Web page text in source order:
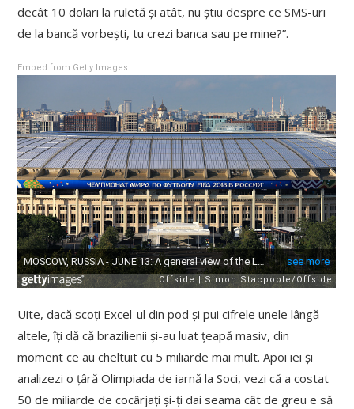
decât 10 dolari la ruletă și atât, nu știu despre ce SMS-uri
de la bancă vorbești, tu crezi banca sau pe mine?”.
Embed from Getty Images
Uite, dacă scoți Excel-ul din pod și pui cifrele unele lângă
altele, îți dă că brazilienii și-au luat țeapă masiv, din
moment ce au cheltuit cu 5 miliarde mai mult. Apoi iei și
analizezi o țâră Olimpiada de iarnă la Soci, vezi că a costat
50 de miliarde de cocârjați și-ți dai seama cât de greu e să